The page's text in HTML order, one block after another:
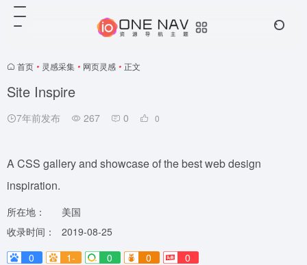
首页 • 灵感采集 • 网页灵感 • 正文
Site Inspire
7年前发布 267 0 0
A CSS gallery and showcase of the best web design
inspiration.
所在地：
美国
收录时间：
2019-08-25
0
1- 0 0 0